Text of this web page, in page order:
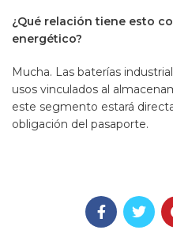
¿Qué relación tiene esto
energético?
Mucha. Las baterías
usos vinculados al
este segmento estará
obligación del pasaporte.